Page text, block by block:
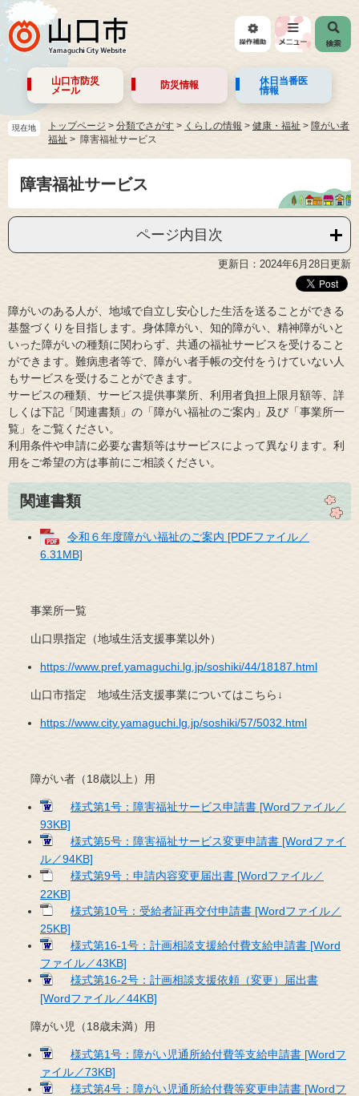
山口市防災
メール
防災情報
休日当番医
情報
現在地 トップページ > 分類でさがす > くらしの情報 > 健康・福祉 > 障がい者
福祉
障害福祉サービス
障害福祉サービス
ページ内目次
更新日：2024年6月28日更新
障がいのある人が、地域で自立し安心した生活を送ることができる
基盤づくりを目指します。身体障がい、知的障がい、精神障がいと
いった障がいの種類に関わらず、共通の福祉サービスを受けること
ができます。難病患者等で、障がい者手帳の交付をうけていない人
もサービスを受けることができます。
サービスの種類、サービス提供事業所、利用者負担上限月額等、詳
しくは下記「関連書類」の「障がい福祉のご案内」及び「事業所一
覧」をご覧ください。
利用条件や申請に必要な書類等はサービスによって異なります。利
用をご希望の方は事前にご相談ください。
関連書類
令和６年度障がい福祉のご案内 [PDFファイル／
6.31MB]
事業所一覧
山口県指定（地域生活支援事業以外）
https://www.pref.yamaguchi.lg.jp/soshiki/44/18187.html
山口市指定 地域生活支援事業についてはこちら↓
https://www.city.yamaguchi.lg.jp/soshiki/57/5032.html
障がい者（18歳以上）用
様式第1号：障害福祉サービス申請書 [Wordファイル／
93KB]
様式第5号：障害福祉サービス変更申請書 [Wordファイ
ル／94KB]
様式第9号：申請内容変更届出書 [Wordファイル／
22KB]
様式第10号：受給者証再交付申請書 [Wordファイル／
25KB]
様式第16-1号：計画相談支援給付費支給申請書 [Word
ファイル／43KB]
様式第16-2号：計画相談支援依頼（変更）届出書
[Wordファイル／44KB]
障がい児（18歳未満）用
様式第1号：障がい児通所給付費等支給申請書 [Wordフ
ァイル／73KB]
様式第4号：障がい児通所給付費等変更申請書 [Wordフ